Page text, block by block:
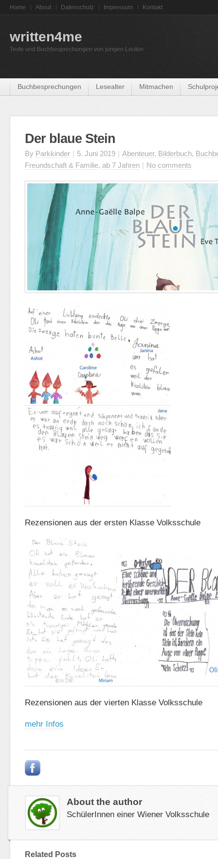
Home About Datenschutz Impressum Kontakt
written4me
Texte und Buchbesprechungen von jungen Leuten
Buchbesprechungen Lesealter Mitmachen
Der blaue Stein
By Parkkinder | 5. Juni 2019 | Abenteuer, Bilderbuch,
Freundschaft & Familie, ab 7 Jahren | No comments
Rezensionen aus der ersten Klasse Volksschule
Rezensionen aus der vierten Klasse Volksschule
mehr Infos
About the author
SchülerInnen einer Wiener Volksschule
Related Posts